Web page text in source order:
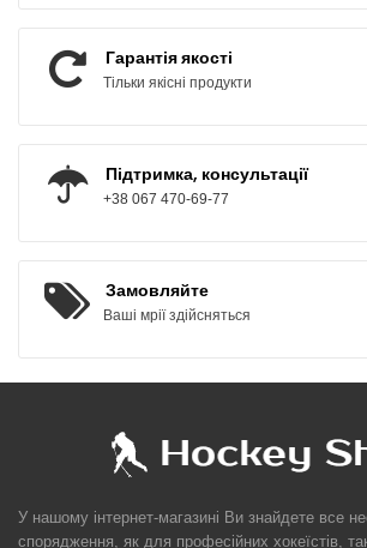
Гарантія якості
Тільки якісні продукти
Підтримка, консультації
+38 067 470-69-77
Замовляйте
Ваші мрії здійсняться
У нашому інтернет-магазині Ви знайдете все
спорядження, як для професійних хокеїстів,